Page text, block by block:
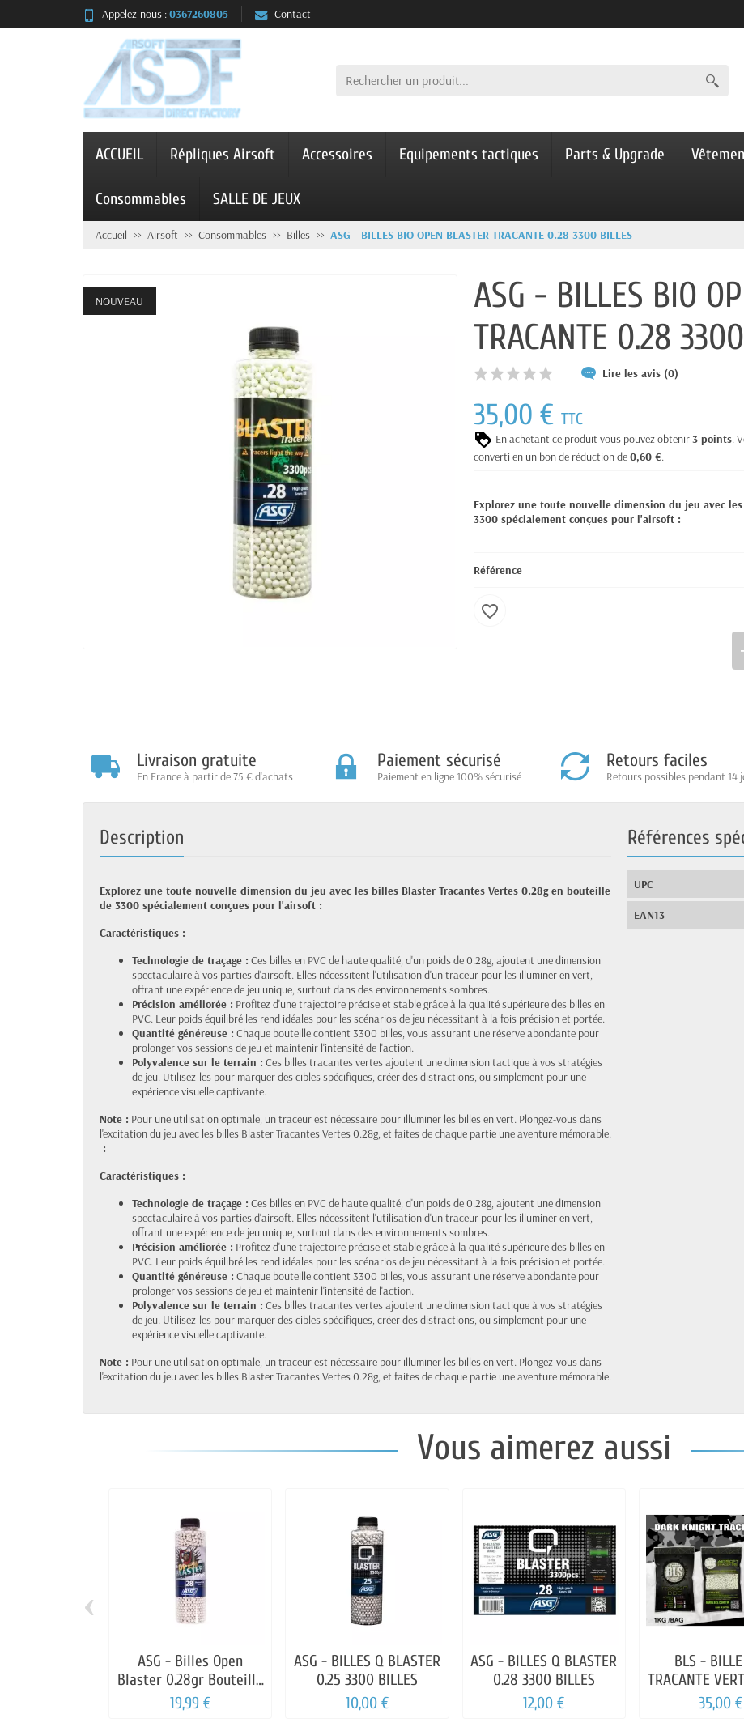
Appelez-nous :0367260805 Contact
ACCUEIL Répliques Airsoft Accessoires Equipements tactiques Parts & Upgrade
Consommables SALLE DE JEUX
Accueil Airsoft Consommables Billes ASG - BILLES BIO OPEN BLASTER TRACANTE 0.28 3300 BILLES
NOUVEAU
ASG - BILLES BIO
TRACANTE 0.28
Lire les avis (0)
35,00 €TTC
En achetant ce produit vous pouvez obtenir3 points.
converti en un bon de réduction de0,60 €.
Explorez une toute nouvelle dimension du jeu avec
3300 spécialement conçues pour l'airsoft :
Référence
favorite_border
Livraison gratuite
En France à partir de 75 € d'achats
Paiement sécurisé
Paiement en ligne 100% sécurisé
Retours faciles
Retours possibles pendant 14
Description
Explorez une toute nouvelle dimension du jeu avec les billes Blaster Tracantes Vertes 0.28g en bouteille
de 3300 spécialement conçues pour l'airsoft :
Caractéristiques :
Technologie de traçage : Ces billes en PVC de haute qualité, d'un poids de 0.28g, ajoutent une dimension
spectaculaire à vos parties d'airsoft. Elles nécessitent l'utilisation d'un traceur pour les illuminer en vert,
offrant une expérience de jeu unique, surtout dans des environnements sombres.
Précision améliorée : Profitez d'une trajectoire précise et stable grâce à la qualité supérieure des billes en
PVC. Leur poids équilibré les rend idéales pour les scénarios de jeu nécessitant à la fois précision et portée.
Quantité généreuse : Chaque bouteille contient 3300 billes, vous assurant une réserve abondante pour
prolonger vos sessions de jeu et maintenir l'intensité de l'action.
Polyvalence sur le terrain : Ces billes tracantes vertes ajoutent une dimension tactique à vos stratégies
de jeu. Utilisez-les pour marquer des cibles spécifiques, créer des distractions, ou simplement pour une
expérience visuelle captivante.
Note : Pour une utilisation optimale, un traceur est nécessaire pour illuminer les billes en vert. Plongez-vous dans
l'excitation du jeu avec les billes Blaster Tracantes Vertes 0.28g, et faites de chaque partie une aventure mémorable.
:
Caractéristiques :
Technologie de traçage : Ces billes en PVC de haute qualité, d'un poids de 0.28g, ajoutent une dimension
spectaculaire à vos parties d'airsoft. Elles nécessitent l'utilisation d'un traceur pour les illuminer en vert,
offrant une expérience de jeu unique, surtout dans des environnements sombres.
Précision améliorée : Profitez d'une trajectoire précise et stable grâce à la qualité supérieure des billes en
PVC. Leur poids équilibré les rend idéales pour les scénarios de jeu nécessitant à la fois précision et portée.
Quantité généreuse : Chaque bouteille contient 3300 billes, vous assurant une réserve abondante pour
prolonger vos sessions de jeu et maintenir l'intensité de l'action.
Polyvalence sur le terrain : Ces billes tracantes vertes ajoutent une dimension tactique à vos stratégies
de jeu. Utilisez-les pour marquer des cibles spécifiques, créer des distractions, ou simplement pour une
expérience visuelle captivante.
Note : Pour une utilisation optimale, un traceur est nécessaire pour illuminer les billes en vert. Plongez-vous dans
l'excitation du jeu avec les billes Blaster Tracantes Vertes 0.28g, et faites de chaque partie une aventure mémorable.
Références
UPC
EAN13
Vous aimerez aussi
ASG - Billes Open
Blaster 0.28gr Bouteille
de 3300 billes B
19,99 €
ASG - BILLES Q BLASTER
0.25 3300 BILLES
10,00 €
ASG - BILLES Q BLASTER
0.28 3300 BILLES
12,00 €
BLS -
TRACANTE
1Kg
35,00 €
‹